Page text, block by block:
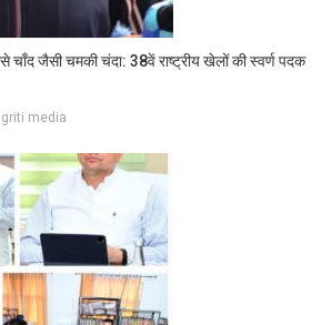
चाँद जैसी चमकी चंदा: 38वें राष्ट्रीय खेलों की स्वर्ण पदक
media